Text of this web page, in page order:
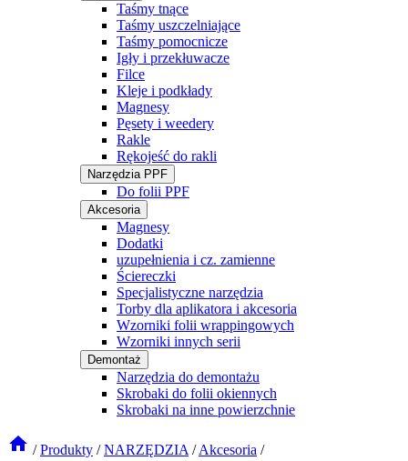
Taśmy tnące
Taśmy uszczelniające
Taśmy pomocnicze
Igły i przekłuwacze
Filce
Kleje i podkłady
Magnesy
Pęsety i weedery
Rakle
Rękojeść do rakli
Narzędzia PPF
Do folii PPF
Akcesoria
Magnesy
Dodatki
uzupełnienia i cz. zamienne
Ściereczki
Specjalistyczne narzędzia
Torby dla aplikatora i akcesoria
Wzorniki folii wrappingowych
Wzorniki innych serii
Demontaż
Narzędzia do demontażu
Skrobaki do folii okiennych
Skrobaki na inne powierzchnie
/ Produkty / NARZĘDZIA / Akcesoria /